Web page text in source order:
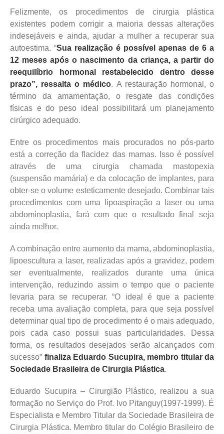
Felizmente, os procedimentos de cirurgia plástica
existentes podem corrigir a maioria dessas alterações
indesejáveis e ainda, ajudar a mulher a recuperar sua
autoestima. “Sua realização é possível apenas de 6 a
12 meses após o nascimento da criança, a partir do
reequilíbrio hormonal restabelecido dentro desse
prazo”, ressalta o médico. A restauração hormonal, o
término da amamentação, o resgate das condições
físicas e do peso ideal possibilitará um planejamento
cirúrgico adequado.
Entre os procedimentos mais procurados no pós-parto
está a correção da flacidez das mamas. Isso é possível
através de uma cirurgia chamada mastopexia
(suspensão mamária) e da colocação de implantes, para
obter-se o volume esteticamente desejado. Combinar tais
procedimentos com uma lipoaspiração a laser ou uma
abdominoplastia, fará com que o resultado final seja
ainda melhor.
A combinação entre aumento da mama, abdominoplastia,
lipoescultura a laser, realizadas após a gravidez, podem
ser eventualmente, realizados durante uma única
intervenção, reduzindo assim o tempo que o paciente
levaria para se recuperar. “O ideal é que a paciente
receba uma avaliação completa, para que seja possível
determinar qual tipo de procedimento é o mais adequado,
pois cada caso possui suas particularidades. Dessa
forma, os resultados desejados serão alcançados com
sucesso” finaliza Eduardo Sucupira, membro titular da
Sociedade Brasileira de Cirurgia Plástica.
Eduardo Sucupira – Cirurgião Plástico, realizou a sua
formação no Serviço do Prof. Ivo Pitanguy(1997-1999). É
Especialista e Membro Titular da Sociedade Brasileira de
Cirurgia Plástica. Membro titular do Colégio Brasileiro de